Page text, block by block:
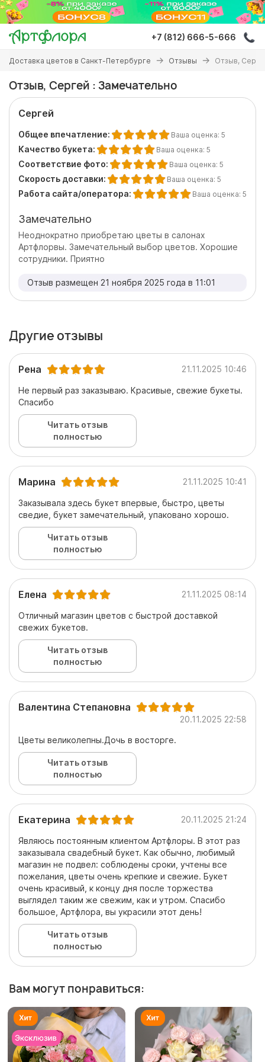
Перейти
основному
содержанию
+7 (812) 666-5-666
Вы
здесь
Доставка цветов в Санкт-Петербурге Отзывы Отзыв,
Отзыв, Сергей : Замечательно
Сергей
Общее впечатление: Ваша оценка: 5
Качество букета: Ваша оценка: 5
Соответствие фото: Ваша оценка: 5
Скорость доставки: Ваша оценка: 5
Работа сайта/оператора: Ваша оценка: 5
Замечательно
Неоднократно приобретаю цветы в салонах
Артфлорвы. Замечательный выбор цветов. Хорошие
сотрудники. Приятно
Отзыв размещен 21 ноября 2025 года в 11:01
Другие отзывы
Рена 21.11.2025 10:46
Не первый раз заказываю. Красивые, свежие букеты.
Спасибо
Читать отзыв
полностью
Марина 21.11.2025 10:41
Заказывала здесь букет впервые, быстро, цветы
сведие, букет замечательный, упаковано хорошо.
Читать отзыв
полностью
Елена 21.11.2025 08:14
Отличный магазин цветов с быстрой доставкой
свежих букетов.
Читать отзыв
полностью
Валентина Степановна
20.11.2025 22:58
Цветы великолепны.Дочь в восторге.
Читать отзыв
полностью
Екатерина 20.11.2025 21:24
Являюсь постоянным клиентом Артфлоры. В этот раз
заказывала свадебный букет. Как обычно, любимый
магазин не подвел: соблюдены сроки, учтены все
пожелания, цветы очень крепкие и свежие. Букет
очень красивый, к концу дня после торжества
выглядел таким же свежим, как и утром. Спасибо
большое, Артфлора, вы украсили этот день!
Читать отзыв
полностью
Вам могут понравиться: